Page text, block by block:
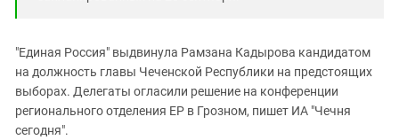
"Единая Россия" выдвинула Рамзана Кадырова кандидатом
на должность главы Чеченской Республики на предстоящих
выборах. Делегаты огласили решение на конференции
регионального отделения ЕР в Грозном, пишет ИА "Чечня
сегодня".